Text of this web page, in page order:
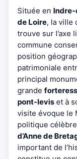
Située en
de Loire, la ville
trouve sur l’axe
commune
position
patrimoniale
principal
grande
pont-levis et à
visite évoque le
politique
d’Anne de
important de